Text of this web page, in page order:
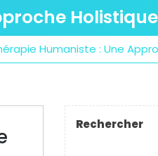
Humaniste : Une
Rechercher